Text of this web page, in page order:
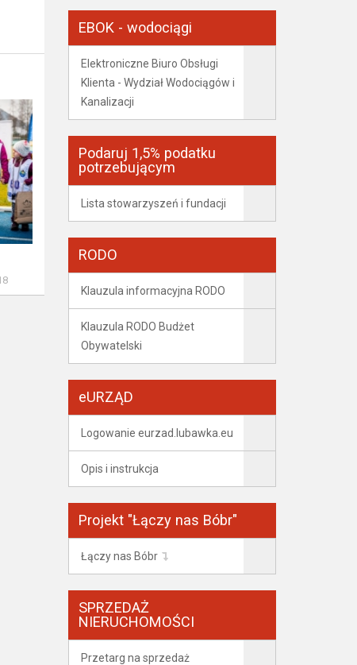
EBOK - wodociągi
Elektroniczne Biuro Obsługi
Klienta - Wydział Wodociągów i
Kanalizacji
Podaruj 1,5% podatku
potrzebującym
Lista stowarzyszeń i fundacji
RODO
Klauzula informacyjna RODO
Klauzula RODO Budżet
Obywatelski
eURZĄD
Logowanie eurzad.lubawka.eu
Opis i instrukcja
Projekt "Łączy nas Bóbr"
Łączy nas Bóbr
SPRZEDAŻ
NIERUCHOMOŚCI
Przetarg na sprzedaż